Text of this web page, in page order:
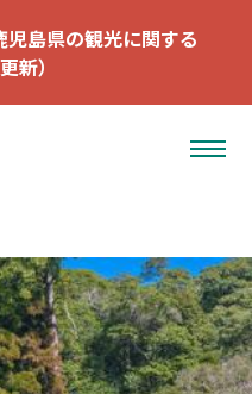
児島県の観光に関する
新）